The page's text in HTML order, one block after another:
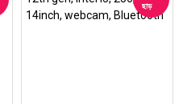
ছাড়